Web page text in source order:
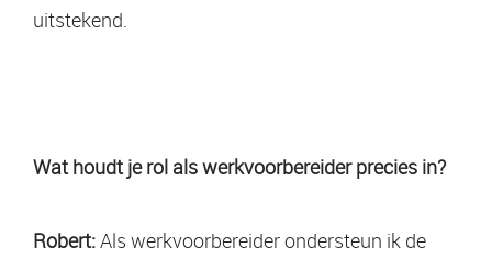
uitstekend.
Wat houdt je rol als werkvoorbereider precies in?
Robert:Als werkvoorbereider ondersteun ik de